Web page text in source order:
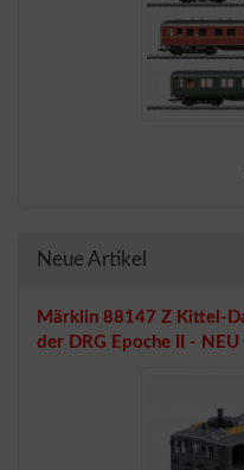
Neue Artikel
Märklin 88147 Z Kittel-
der DRG Epoche II - NEU